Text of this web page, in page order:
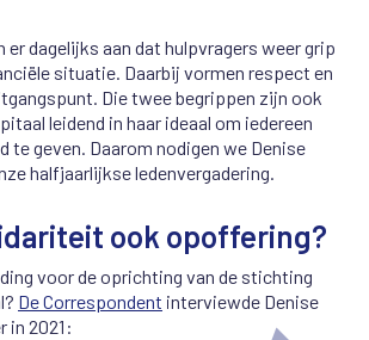
er dagelijks aan dat hulpvragers weer grip
situatie. Daarbij vormen respect en
Die twee begrippen zijn ook
leidend in haar ideaal om iedereen
te geven. Daarom nodigen we Denise
halfjaarlijkse ledenvergadering.
ook opoffering?
voor de oprichting van de stichting
De Correspondent interviewde Denise
in 2021: